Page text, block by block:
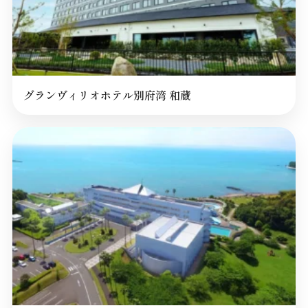
グランヴィリオホテル別府湾 和蔵